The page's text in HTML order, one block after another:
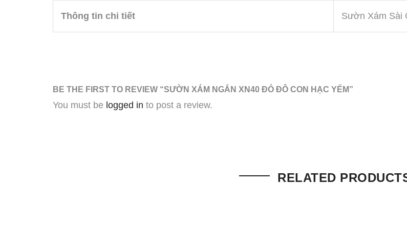
Thông tin chi tiết Sườn Xám Sài
BE THE FIRST TO REVIEW “SƯỜN XÁM NGẮN XN40 ĐỎ ĐÔ CON HẠC YẾM”
You must be logged in to post a review.
RELATED